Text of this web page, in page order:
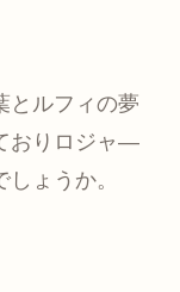
とルフィの夢
おりロジャ―
ょうか。